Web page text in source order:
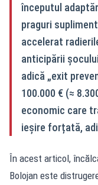
începutul
praguri
accelerat
anticipării
adică „exit
100.000 € (≈
economic care
ieșire forțată,
În acest articol,
Bolojan este